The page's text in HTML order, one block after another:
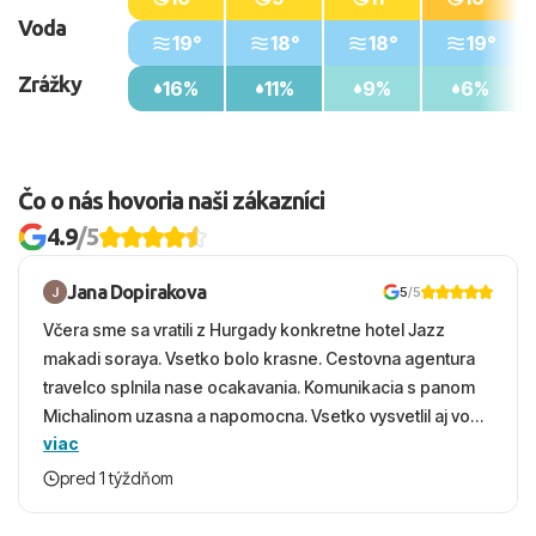
Vzdialenosti od
Pláže: 0 m
Centra mesta: 2 km
Voda
Zrážky
19°
16%
18°
11%
18°
9%
19°
6%
Čo o nás hovoria naši zákazníci
4.9/5
Jana Dopirakova 5/5
Včera sme sa vratili z Hurgady konkretne hotel Jazz
makadi soraya. Vsetko bolo krasne. Cestovna agentura
travelco splnila nase ocakavania. Komunikacia s panom
Michalinom uzasna a napomocna. Vsetko vysvetlil aj vo
vecernych hodinach zaco sa ospravedlnujem. Hotel
krasny, cisty. Sluzby top. Strava, prostredie, more,
viac
pred 1 týždňom